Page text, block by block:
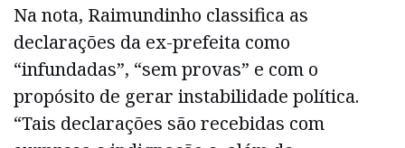
Na nota, Raimundinho classifica as
declarações da ex-prefeita como
“infundadas”, “sem provas” e com o
propósito de gerar instabilidade política.
“Tais declarações são recebidas com